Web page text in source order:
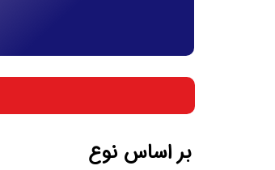
بر اساس نوع